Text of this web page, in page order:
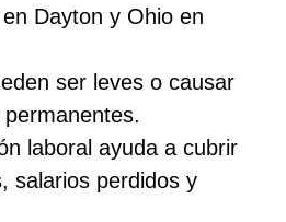
Dayton y Ohio en
ser leves o causar
laboral ayuda a cubrir
salarios perdidos y